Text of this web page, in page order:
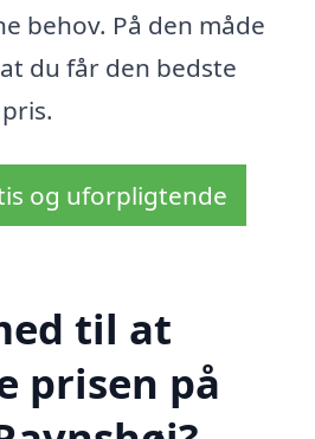
behov. På den måde
du får den bedste
og uforpligtende
til at
prisen på